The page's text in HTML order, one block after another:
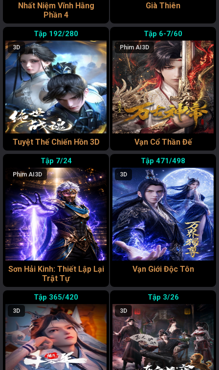
Nhất Niệm Vĩnh Hằng
Phần 4
Già Thiên
192/280
3D
Tuyệt Thế Chiến Hồn 3D
6-7/60
Phim AI 3D
Vạn Cổ Thần Đế
7/24
Phim AI3D
Sơn Hải Kinh: Thiết Lập Lại
Trật Tự
471/498
3D
Vạn Giới Độc Tôn
365/420
3D
3/26
3D